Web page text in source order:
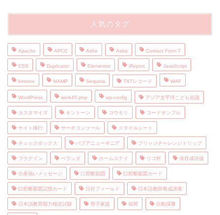
人気のタグ
Apache APCC Ashe Astra Contact Form 7
CSS Duplicator Elementor iReport JavaScript
kintone MAMP Sequoia TXTレコード WAF
WordPress work45.php wp-config アジア太平洋こども会議
カスタマイズ キントーン コウモリ コードサンプル
サイト移行 サーチコンソール スタイルシート
チェックボックス パプアニューギニア ブリッジチャレンジトリップ
プラグイン ベランダ ホームステイ リゴ村 保存成功後
出産祝いメッセージ 口腔断面図 口腔断面図カード
口腔断面図記憶カード 日付フィールド 日本語教師養成講座
日本語教育能力検定試験 母子家庭 福岡 自動採番